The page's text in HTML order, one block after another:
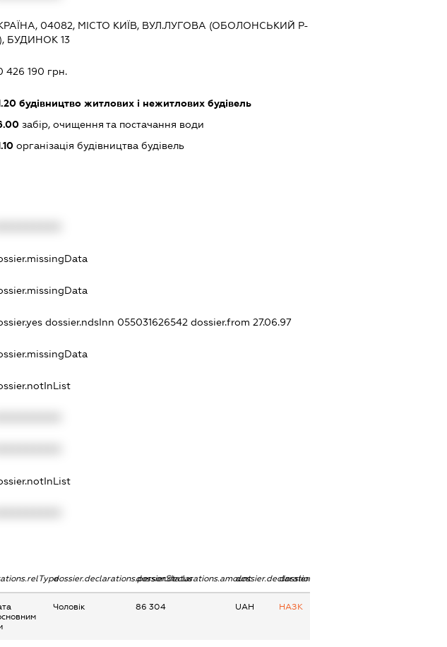
04082, МІСТО КИЇВ, ВУЛ.ЛУГОВА (ОБОЛОНСЬКИЙ Р-
БУДИНОК 13
426 190 грн.
будівництво житлових і нежитлових будівель
забір, очищення та постачання води
організація будівництва будівель
dossier.ndsInn 055031626542dossier.from 27.06.97
dossier.declarations.personStatusdossier.declarations.amountdossier.declarations.currency
dossier.declarations.source
Чоловік 86 304 UAH НАЗК